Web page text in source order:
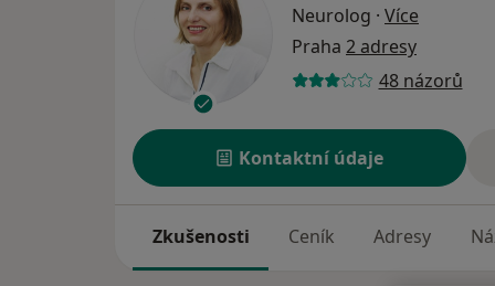
Neurolog · Více
Praha 2 adresy
48 názorů
Kontaktní údaje
Zkušenosti Ceník Adresy